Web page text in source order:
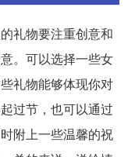
礼物要注重创意和
。可以选择一些女
礼物能够体现你对
过节，也可以通过
附上一些温馨的祝